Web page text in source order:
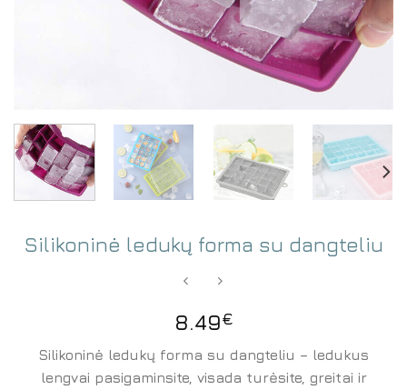
Silikoninė ledukų forma su dangteliu
8.49€
Silikoninė ledukų forma su dangteliu – ledukus
lengvai pasigaminsite, visada turėsite, greitai ir